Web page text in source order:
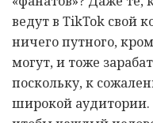
ведут в TikTok свой
ничего путного,
могут, и тоже
поскольку, к
широкой аудитории.